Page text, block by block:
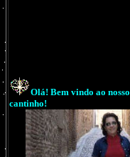
Olá! Bem vindo ao nosso
cantinho!